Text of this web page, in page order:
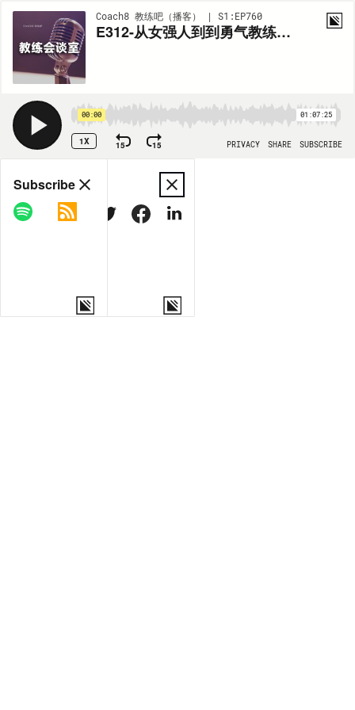
Coach8 教练吧（播客） | S1:EP760
E312-从女强人到到勇气教练，听悦兰讲写《给孩子“顶撞”的勇气》这本书背后的故事-教练会谈室
00:00 01:07:25
1X 15 15 PRIVACY SHARE SUBSCRIBE
Share
COPY LINK
MORE OPTIONS
Subscribe